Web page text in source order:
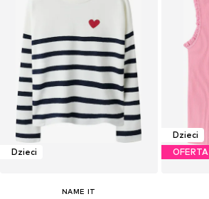
Dzieci
NAME IT
Dzieci
OFERTA